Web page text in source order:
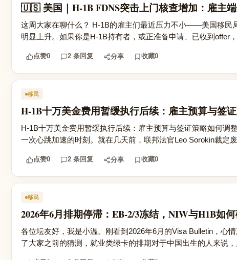
🇺🇸 美国｜H-1B FDNS突击上门核查增加：雇主
这周大家在聊什么？ H-1B的雇主们最近压力不小——美国移民
明显上升。如果你是H-1B持有者，或正准备申请、已收到offer
点赞0 2 条回复 分享 收藏0
移民
H-1B十万美金费用暂缓执行后续：雇主预算与签
H-1B十万美金费用暂缓执行后续：雇主预算与签证策略如何调
一次心跳加速的时刻。就在几天前，联邦法官Leo Sorokin裁定
点赞0 2 条回复 分享 收藏0
移民
2026年6月排期停滞：EB-2/3冻结，NIW与H1B如
各位坛友好，我是小温。刚看到2026年6月的Visa Bulletin，心
了大家之前的猜测，就业类绿卡的排期对于中国出生的人来说